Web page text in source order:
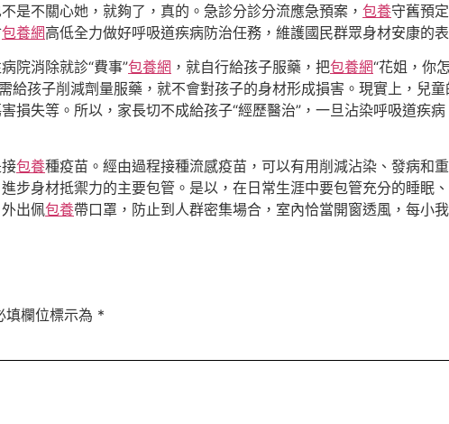
是不關心她，就夠了，真的。急診分診分流應急預案， 包養守舊預
包養網高低全力做好呼吸道疾病防治任務，維護國民群眾身材安康的表
院消除就診“費事”包養網 ，就自行給孩子服藥，把包養網“花姐，你
給孩子削減劑量服藥，就不會對孩子的身材形成損害。現實上，兒
損失等。所以，家長切不成給孩子“經歷醫治”，一旦沾染呼吸道疾
包養種疫苗。經由過程接種流感疫苗，可以有用削減沾染、發病和
步身材抵禦力的主要包管。是以，在日常生涯中要包管充分的睡眠
出佩包養帶口罩，防止到人群密集場合，室內恰當開窗透風，每小我
填欄位標示為 *